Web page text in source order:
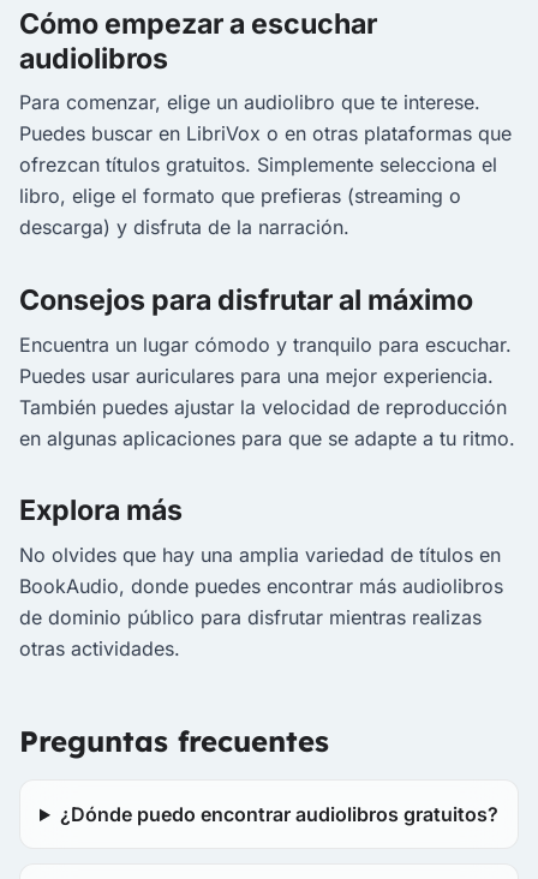
Cómo empezar a escuchar
audiolibros
Para comenzar, elige un audiolibro que te interese.
Puedes buscar en LibriVox o en otras plataformas que
ofrezcan títulos gratuitos. Simplemente selecciona el
libro, elige el formato que prefieras (streaming o
descarga) y disfruta de la narración.
Consejos para disfrutar al máximo
Encuentra un lugar cómodo y tranquilo para escuchar.
Puedes usar auriculares para una mejor experiencia.
También puedes ajustar la velocidad de reproducción
en algunas aplicaciones para que se adapte a tu ritmo.
Explora más
No olvides que hay una amplia variedad de títulos en
BookAudio, donde puedes encontrar más audiolibros
de dominio público para disfrutar mientras realizas
otras actividades.
Preguntas frecuentes
¿Dónde puedo encontrar audiolibros gratuitos?